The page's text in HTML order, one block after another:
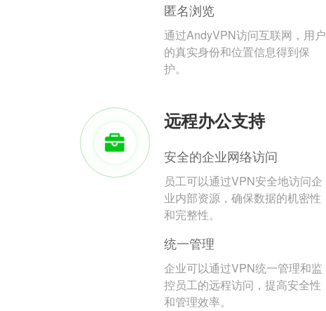
匿名浏览
通过AndyVPN访问互联网，用户
的真实身份和位置信息得到保
护。
远程办公支持
安全的企业网络访问
员工可以通过VPN安全地访问企
业内部资源，确保数据的机密性
和完整性。
统一管理
企业可以通过VPN统一管理和监
控员工的远程访问，提高安全性
和管理效率。